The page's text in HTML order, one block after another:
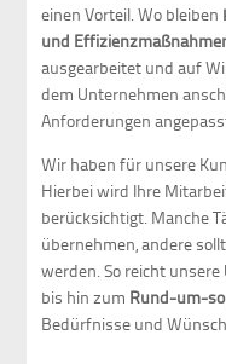
einen Vorteil. Wo bleiben
und
ausgearbeitet und auf
dem Unternehmen
Anforderungen
Wir haben für unsere
Hierbei wird Ihre
berücksichtigt. Manche
übernehmen, andere
werden. So reicht
bis hin zum Rund-um-
Bedürfnisse und